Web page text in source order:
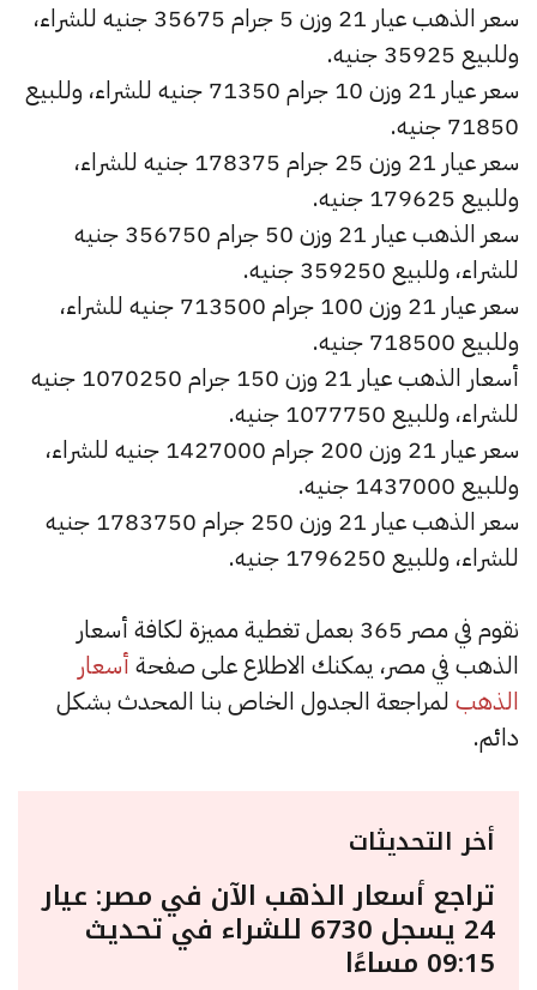
سعر الذهب عيار 21 وزن 5 جرام 35675 جنيه للشراء،
وللبيع 35925 جنيه.
سعر عيار 21 وزن 10 جرام 71350 جنيه للشراء، وللبيع
71850 جنيه.
سعر عيار 21 وزن 25 جرام 178375 جنيه للشراء،
وللبيع 179625 جنيه.
سعر الذهب عيار 21 وزن 50 جرام 356750 جنيه
للشراء، وللبيع 359250 جنيه.
سعر عيار 21 وزن 100 جرام 713500 جنيه للشراء،
وللبيع 718500 جنيه.
أسعار الذهب عيار 21 وزن 150 جرام 1070250 جنيه
للشراء، وللبيع 1077750 جنيه.
سعر عيار 21 وزن 200 جرام 1427000 جنيه للشراء،
وللبيع 1437000 جنيه.
سعر الذهب عيار 21 وزن 250 جرام 1783750 جنيه
للشراء، وللبيع 1796250 جنيه.
نقوم في مصر 365 بعمل تغطية مميزة لكافة أسعار
الذهب في مصر، يمكنك الاطلاع على صفحة أسعار
الذهب لمراجعة الجدول الخاص بنا المحدث بشكل
دائم.
أخر التحديثات
تراجع أسعار الذهب الآن في مصر: عيار
24 يسجل 6730 للشراء في تحديث
09:15 مساءًا